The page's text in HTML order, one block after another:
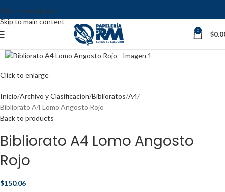
Skip to navigation
Skip to main content
0 $
Click to enlarge
Inicio Archivo y Clasificacion Biblioratos A4
Bibliorato A4 Lomo Angosto Rojo
Back to products
Bibliorato A4 Lomo Angosto
Rojo
$150.06